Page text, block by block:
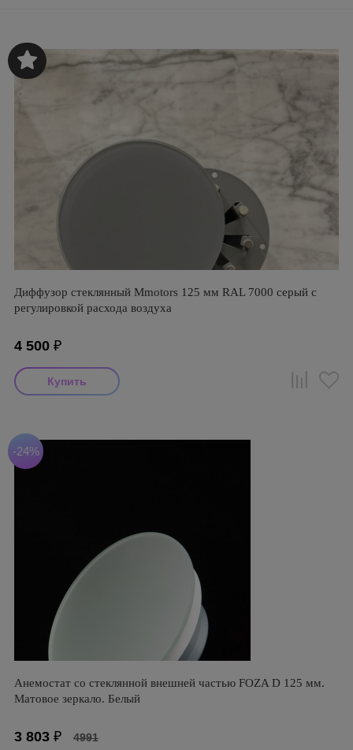
Диффузор стеклянный Mmotors 125 мм RAL 7000 серый с
регулировкой расхода воздуха
4 500 ₽
-24%
Анемостат со стеклянной внешней частью FOZA D 125 мм.
Матовое зеркало. Белый
3 803 ₽ 4991